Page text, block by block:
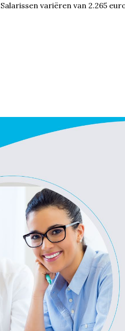
Salarissen variëren van 2.265